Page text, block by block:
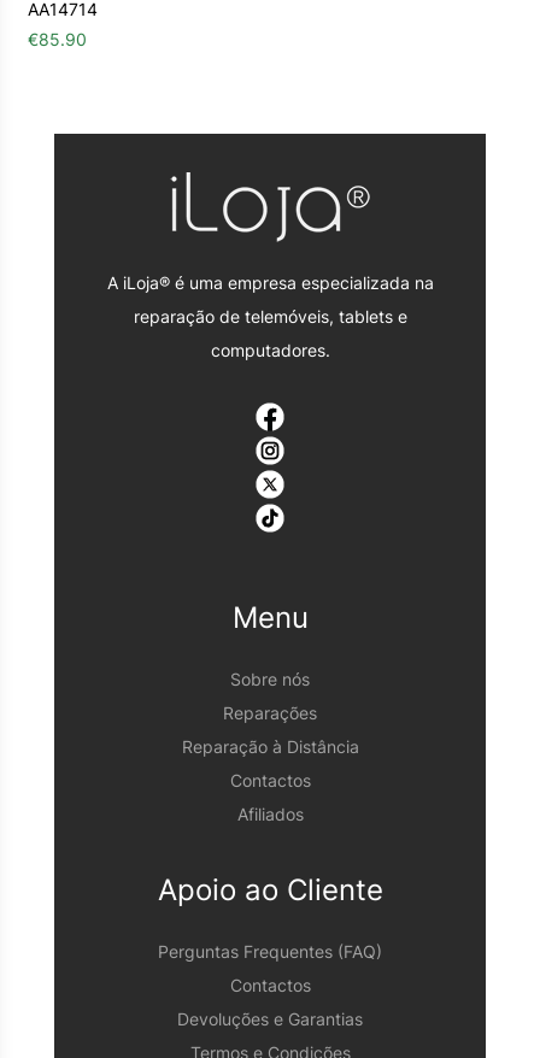
AA14714
€85.90
A iLoja® é uma empresa especializada na
reparação de telemóveis, tablets e
computadores.
Menu
Sobre nós
Reparações
Reparação à Distância
Contactos
Afiliados
Apoio ao Cliente
Perguntas Frequentes (FAQ)
Contactos
Devoluções e Garantias
Termos e Condições